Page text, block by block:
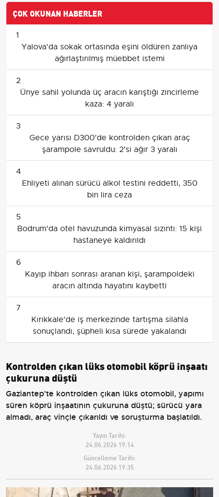
ÇOK OKUNAN HABERLER
1
Yalova'da sokak ortasında eşini öldüren zanlıya
ağırlaştırılmış müebbet istemi
2
Ünye sahil yolunda üç aracın karıştığı zincirleme
kaza: 4 yaralı
3
Gece yarısı D300'de kontrolden çıkan araç
şarampole savruldu: 2'si ağır 3 yaralı
4
Ehliyeti alınan sürücü alkol testini reddetti, 350
bin lira ceza
5
Bodrum'da otel havuzunda kimyasal sızıntı: 15 kişi
hastaneye kaldırıldı
6
Kayıp ihbarı sonrası aranan kişi, şarampoldeki
aracın altında hayatını kaybetti
7
Kırıkkale'de iş merkezinde tartışma silahla
sonuçlandı, şüpheli kısa sürede yakalandı
Kontrolden çıkan lüks otomobil köprü inşaatı
çukuruna düştü
Gaziantep'te kontrolden çıkan lüks otomobil, yapımı
süren köprü inşaatının çukuruna düştü; sürücü yara
almadı, araç vinçle çıkarıldı ve soruşturma başlatıldı.
Yayın Tarihi:
24.06.2026 19:14
Güncelleme Tarihi:
24.06.2026 19:35